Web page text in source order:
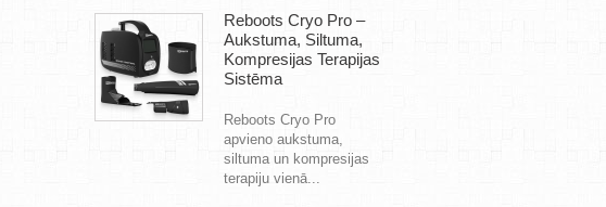
Reboots Cryo Pro –
Aukstuma, Siltuma,
Kompresijas Terapijas
Sistēma
Reboots Cryo Pro
apvieno aukstuma,
siltuma un kompresijas
terapiju vienā...